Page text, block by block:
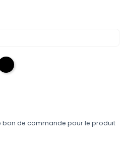
12
noir
bon de commande pour le produit